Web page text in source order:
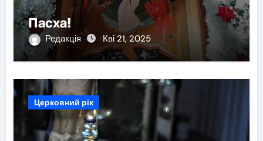
Пасха!
Редакція Кві 21, 2025
Церковний рік